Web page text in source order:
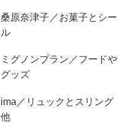
桑原奈津子／お菓子とシー
ル
ミグノンプラン／フードや
グッズ
ima／リュックとスリング
他